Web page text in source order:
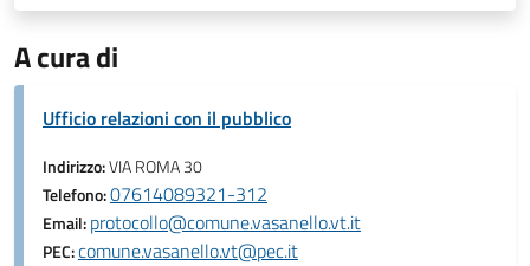
A cura di
Ufficio relazioni con il pubblico
Indirizzo:VIA ROMA 30
Telefono:07614089321-312
Email:protocollo@comune.vasanello.vt.it
PEC:comune.vasanello.vt@pec.it